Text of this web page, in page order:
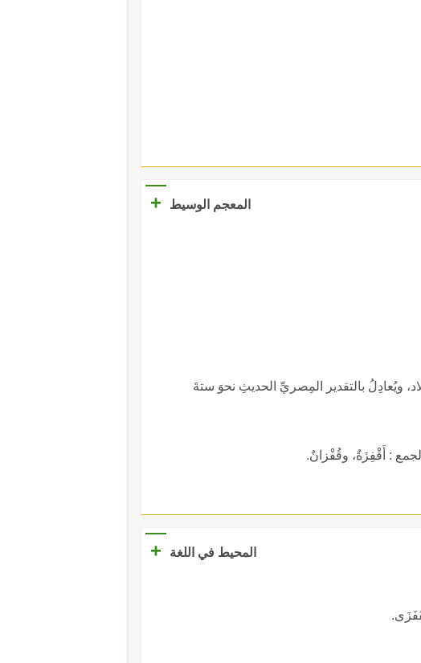
المعجم الوسيط +
ويُعادِلُ بالتقدير المِصريِّ الحديثِ نحوَ ستةَ
: أَقْفِزَةٌ، وقُفْزانٌ.
المحيط في اللغة
+